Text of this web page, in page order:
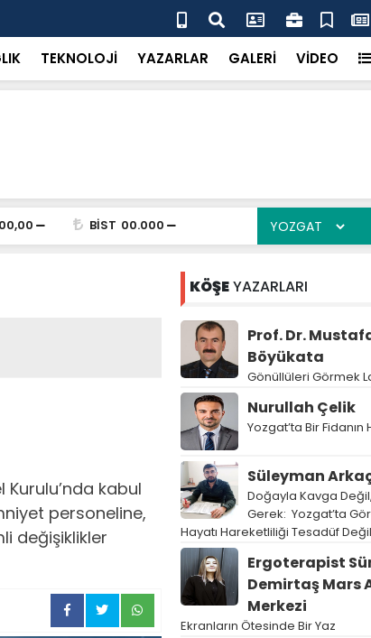
Alkan ve Altıntaş Aileleri Düğün Sevinci
TEKNOLOJİ YAZARLAR GALERİ VİDEO
BİST 00.000
kabul
personeline,
değişiklikler
KÖŞEYAZARLARI
Prof. Dr.
Böyükata
Gönüllüleri Görmek
Nurullah Çelik
Yozgat’ta Bir Fidanın
Süleyman
Doğayla Kavga
Gerek: Yozgat’ta
Hayatı Hareketliliği Tesadüf Değil
Ergoterapist
Demirtaş Mars
Merkezi
Ekranların Ötesinde Bir Yaz